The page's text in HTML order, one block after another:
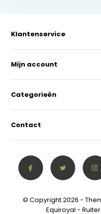
Klantenservice
Mijn account
Categorieën
Contact
© Copyright 2026 -
Equiroyal -